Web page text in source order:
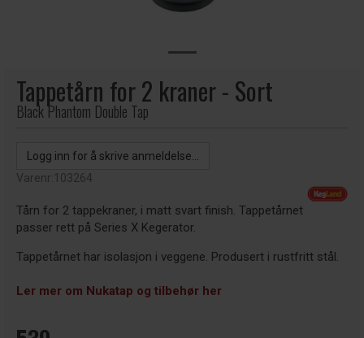
Tappetårn for 2 kraner - Sort
Black Phantom Double Tap
Logg inn for å skrive anmeldelse...
Varenr:103264
Tårn for 2 tappekraner, i matt svart finish. Tappetårnet
passer rett på Series X Kegerator.
Tappetårnet har isolasjon i veggene. Produsert i rustfritt stål.
Ler mer om Nukatap og tilbehør her